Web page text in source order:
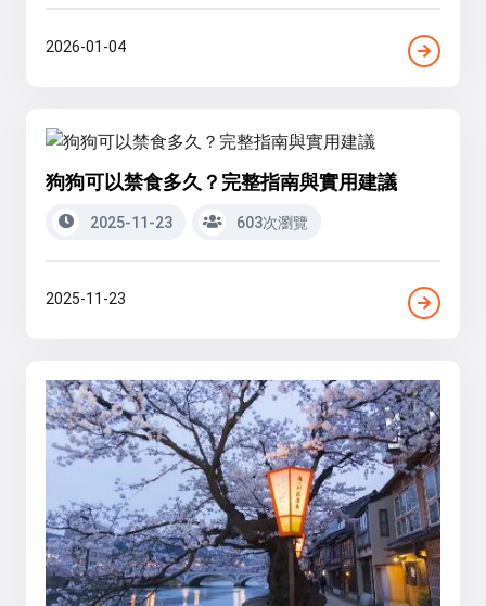
2026-01-04
狗狗可以禁食多久？完整指南與實用建議
2025-11-23 603次瀏覽
2025-11-23